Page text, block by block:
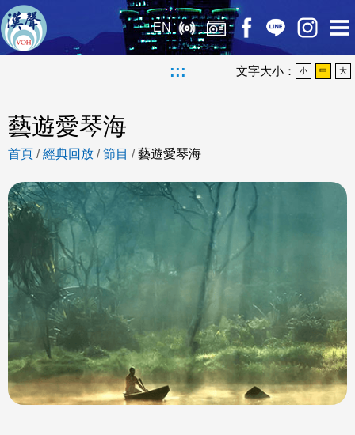
EN
::: 文字大小： 小 中 大
藝遊愛琴海
首頁 /經典回放 /節目 /藝遊愛琴海